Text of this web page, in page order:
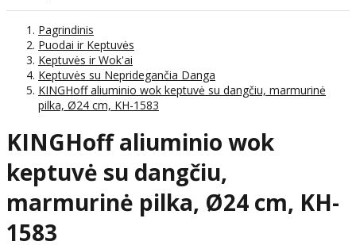
Pagrindinis
Puodai ir Keptuvės
Keptuvės ir Wok'ai
Keptuvės su Nepridegančia Danga
KINGHoff aliuminio wok keptuvė su dangčiu, marmurinė
pilka, Ø24 cm, KH-1583
KINGHoff aliuminio wok
keptuvė su dangčiu,
marmurinė pilka, Ø24 cm, KH-
1583